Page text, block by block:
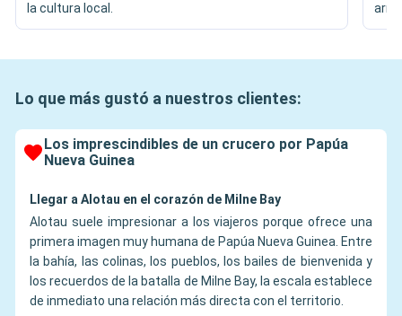
la cultura local.
Lo que más gustó a nuestros clientes:
Los imprescindibles de un crucero por Papúa
Nueva Guinea
Llegar a Alotau en el corazón de Milne Bay
Alotau suele impresionar a los viajeros porque ofrece una
primera imagen muy humana de Papúa Nueva Guinea. Entre
la bahía, las colinas, los pueblos, los bailes de bienvenida y
los recuerdos de la batalla de Milne Bay, la escala establece
de inmediato una relación más directa con el territorio.